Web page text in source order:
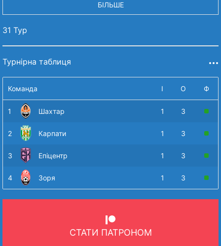
БІЛЬШЕ
31 Тур
Турнірна таблиця
Команда І О Ф
1 Шахтар 1 3
2 Карпати 1 3
3 Епіцентр 1 3
4 Зоря 1 3
СТАТИ ПАТРОНОМ